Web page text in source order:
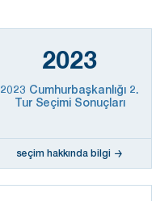
2023
2023 Cumhurbaşkanlığı 2.
Tur Seçimi Sonuçları
seçim hakkında bilgi